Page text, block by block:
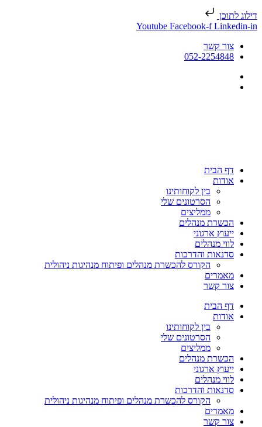
דילוג לתוכן
Youtube Facebook-f Linkedin-in
צור קשר
052-2254848
דף הבית
אודות
בין לקוחותינו
הסרטונים שלי
ממליצים
הכשרת מנהלים
ייעוץ ארגוני
לווי מנהלים
סדנאות והדרכות
הקורס להכשרת מנהלים ופיתוח מנהיגות ניהולית
מאמרים
צור קשר
דף הבית
אודות
בין לקוחותינו
הסרטונים שלי
ממליצים
הכשרת מנהלים
ייעוץ ארגוני
לווי מנהלים
סדנאות והדרכות
הקורס להכשרת מנהלים ופיתוח מנהיגות ניהולית
מאמרים
צור קשר